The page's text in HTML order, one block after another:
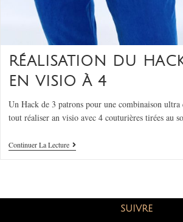
RÉALISATION DU
EN VISIO À 4
Un Hack de 3 patrons pour une combinaison
tout réaliser an visio avec 4 couturières tirées au
Continuer La Lecture
SUIVRE